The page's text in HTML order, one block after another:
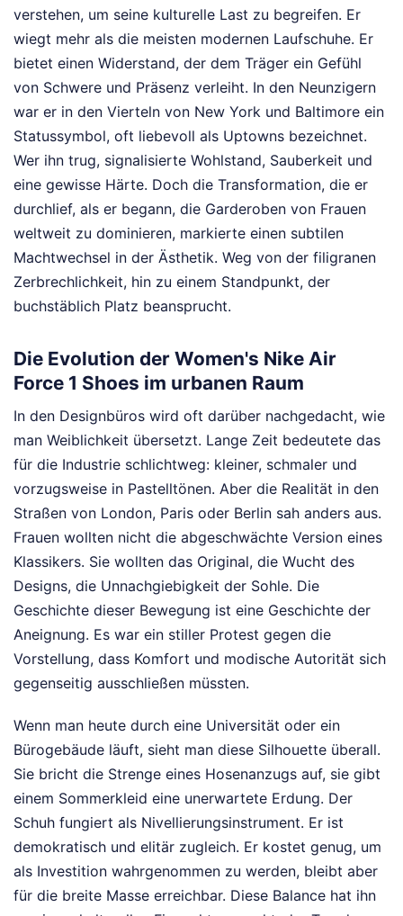
verstehen, um seine kulturelle Last zu begreifen. Er
wiegt mehr als die meisten modernen Laufschuhe. Er
bietet einen Widerstand, der dem Träger ein Gefühl
von Schwere und Präsenz verleiht. In den Neunzigern
war er in den Vierteln von New York und Baltimore ein
Statussymbol, oft liebevoll als Uptowns bezeichnet.
Wer ihn trug, signalisierte Wohlstand, Sauberkeit und
eine gewisse Härte. Doch die Transformation, die er
durchlief, als er begann, die Garderoben von Frauen
weltweit zu dominieren, markierte einen subtilen
Machtwechsel in der Ästhetik. Weg von der filigranen
Zerbrechlichkeit, hin zu einem Standpunkt, der
buchstäblich Platz beansprucht.
Die Evolution der Women's Nike Air
Force 1 Shoes im urbanen Raum
In den Designbüros wird oft darüber nachgedacht, wie
man Weiblichkeit übersetzt. Lange Zeit bedeutete das
für die Industrie schlichtweg: kleiner, schmaler und
vorzugsweise in Pastelltönen. Aber die Realität in den
Straßen von London, Paris oder Berlin sah anders aus.
Frauen wollten nicht die abgeschwächte Version eines
Klassikers. Sie wollten das Original, die Wucht des
Designs, die Unnachgiebigkeit der Sohle. Die
Geschichte dieser Bewegung ist eine Geschichte der
Aneignung. Es war ein stiller Protest gegen die
Vorstellung, dass Komfort und modische Autorität sich
gegenseitig ausschließen müssten.
Wenn man heute durch eine Universität oder ein
Bürogebäude läuft, sieht man diese Silhouette überall.
Sie bricht die Strenge eines Hosenanzugs auf, sie gibt
einem Sommerkleid eine unerwartete Erdung. Der
Schuh fungiert als Nivellierungsinstrument. Er ist
demokratisch und elitär zugleich. Er kostet genug, um
als Investition wahrgenommen zu werden, bleibt aber
für die breite Masse erreichbar. Diese Balance hat ihn